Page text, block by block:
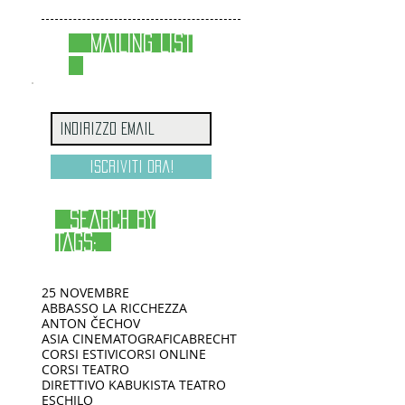
MAILING LIST
Iscriviti ora!
SEARCH BY
TAGS:
25 NOVEMBRE
ABBASSO LA RICCHEZZA
ANTON ČECHOV
ASIA CINEMATOGRAFICABRECHT
CORSI ESTIVICORSI ONLINE
CORSI TEATRO
DIRETTIVO KABUKISTA TEATRO
ESCHILO